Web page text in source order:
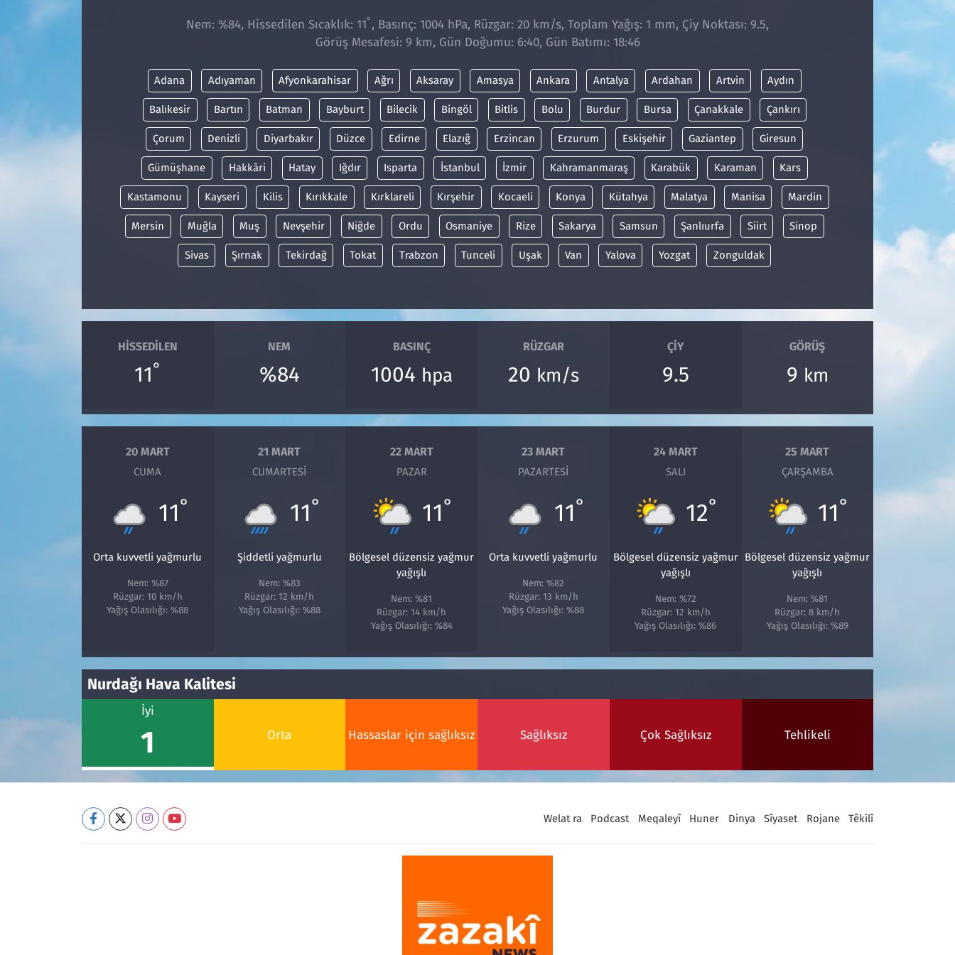
Nem: %84, Hissedilen Sıcaklık: 11° , Basınç: 1004 hPa, Rüzgar: 20 km/s, Toplam Yağış: 1 mm, Çiy Noktası: 9.5,
Görüş Mesafesi: 9 km, Gün Doğumu: 6:40, Gün Batımı: 18:46
Adana Adıyaman Afyonkarahisar Ağrı Aksaray Amasya Ankara Antalya Ardahan Artvin Aydın
Balıkesir Bartın Batman Bayburt Bilecik Bingöl Bitlis Bolu Burdur Bursa Çanakkale Çankırı
Çorum Denizli Diyarbakır Düzce Edirne Elazığ Erzincan Erzurum Eskişehir Gaziantep Giresun
Gümüşhane Hakkâri Hatay Iğdır Isparta İstanbul İzmir Kahramanmaraş Karabük Karaman Kars
Kastamonu Kayseri Kilis Kırıkkale Kırklareli Kırşehir Kocaeli Konya Kütahya Malatya Manisa Mardin
Mersin Muğla Muş Nevşehir Niğde Ordu Osmaniye Rize Sakarya Samsun Şanlıurfa Siirt Sinop
Sivas Şırnak Tekirdağ Tokat Trabzon Tunceli Uşak Van Yalova Yozgat Zonguldak
HISSEDILEN
11°
NEM
%84
BASINÇ
1004 hpa
RÜZGAR
20 km/s
ÇIY
9.5
GÖRÜŞ
9 km
20 MART
CUMA
11°
Orta kuvvetli yağmurlu
Nem: %87
Rüzgar: 10 km/h
Yağış Olasılığı: %88
21 MART
CUMARTESI
11°
Şiddetli yağmurlu
Nem: %83
Rüzgar: 12 km/h
Yağış Olasılığı: %88
22 MART
PAZAR
11°
Bölgesel düzensiz yağmur
yağışlı
Nem: %81
Rüzgar: 14 km/h
Yağış Olasılığı: %84
23 MART
PAZARTESI
11°
Orta kuvvetli yağmurlu
Nem: %82
Rüzgar: 13 km/h
Yağış Olasılığı: %88
24 MART
SALI
12°
Bölgesel düzensiz yağmur
yağışlı
Nem: %72
Rüzgar: 12 km/h
Yağış Olasılığı: %86
25 MART
ÇARŞAMBA
11°
Bölgesel düzensiz yağmur
yağışlı
Nem: %81
Rüzgar: 8 km/h
Yağış Olasılığı: %89
Nurdağı Hava Kalitesi
İyi
1 Orta Hassaslar için sağlıksız Sağlıksız Çok Sağlıksız Tehlikeli
Welat ra Podcast Meqaleyî Huner Dinya Sîyaset Rojane Têkilî